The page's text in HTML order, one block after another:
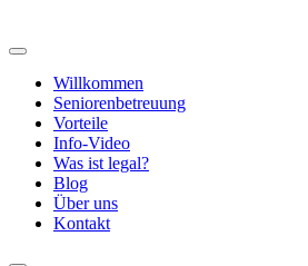
Willkommen
Seniorenbetreuung
Vorteile
Info-Video
Was ist legal?
Blog
Über uns
Kontakt